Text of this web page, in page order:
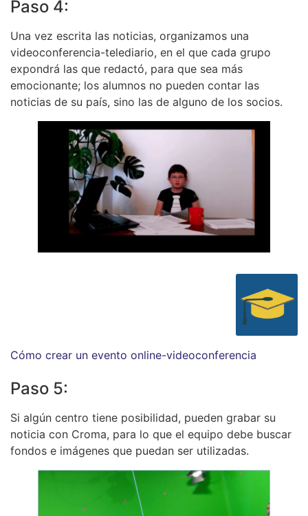
Paso 4:
Una vez escrita las noticias, organizamos una
videoconferencia-telediario, en el que cada grupo
expondrá las que redactó, para que sea más
emocionante; los alumnos no pueden contar las
noticias de su país, sino las de alguno de los socios.
Cómo crear un evento online-videoconferencia
Paso 5:
Si algún centro tiene posibilidad, pueden grabar su
noticia con Croma, para lo que el equipo debe buscar
fondos e imágenes que puedan ser utilizadas.